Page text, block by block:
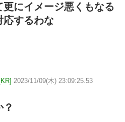
にイメージ悪くもなる
応するわな
2023/11/09(木) 23:09:25.53